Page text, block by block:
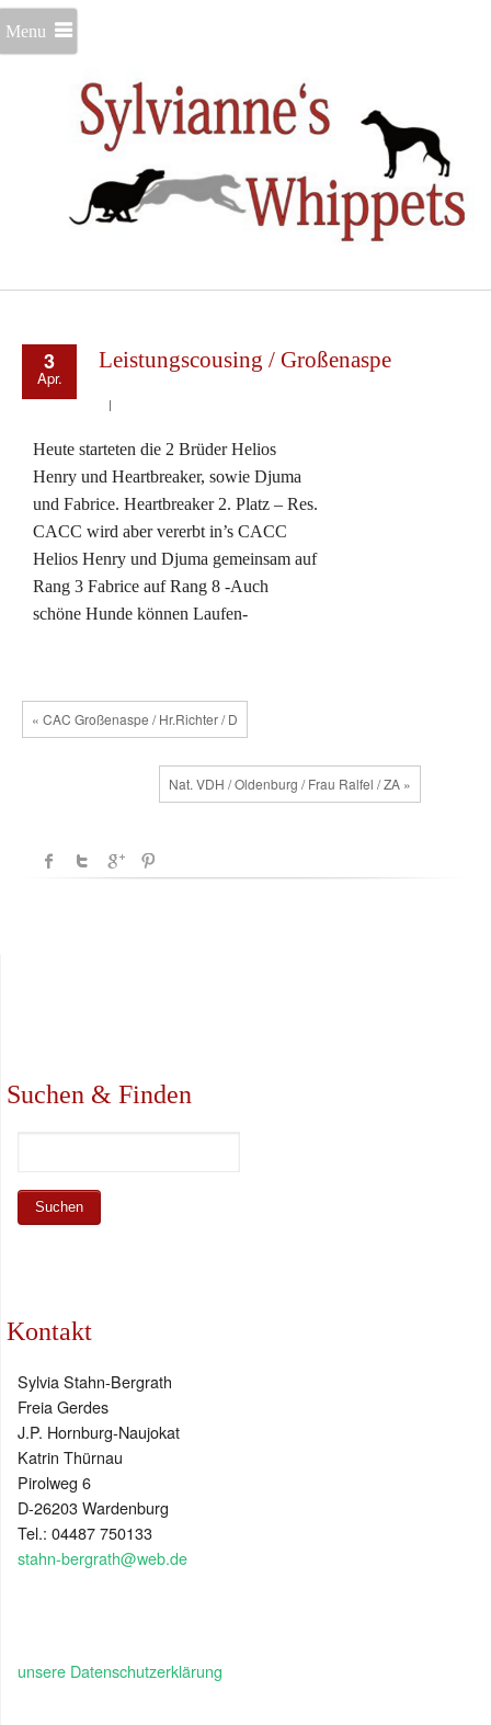
Menu
3
Apr.
Leistungscousing / Großenaspe
Heute starteten die 2 Brüder Helios
Henry und Heartbreaker, sowie Djuma
und Fabrice. Heartbreaker 2. Platz – Res.
CACC wird aber vererbt in’s CACC
Helios Henry und Djuma gemeinsam auf
Rang 3 Fabrice auf Rang 8 -Auch
schöne Hunde können Laufen-
« CAC Großenaspe / Hr.Richter / D
Nat. VDH / Oldenburg / Frau Ralfel / ZA »
Suchen & Finden
Kontakt
Sylvia Stahn-Bergrath
Freia Gerdes
J.P. Hornburg-Naujokat
Katrin Thürnau
Pirolweg 6
D-26203 Wardenburg
Tel.: 04487 750133
stahn-bergrath@web.de
unsere Datenschutzerklärung